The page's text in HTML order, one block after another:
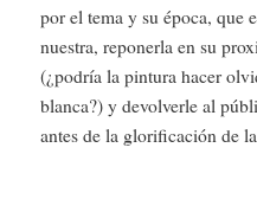
por el tema y su época, que
nuestra, reponerla en su
(¿podría la pintura hacer
blanca?) y devolverle al
antes de la glorificación de